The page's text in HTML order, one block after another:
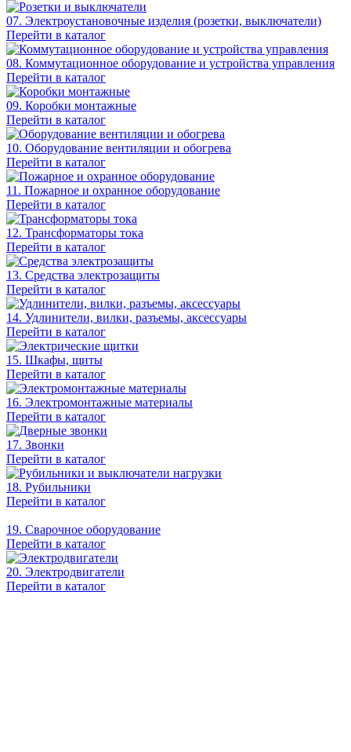
07. Электроустановочные изделия (розетки, выключатели)
Перейти в каталог
08. Коммутационное оборудование и устройства управления
Перейти в каталог
09. Коробки монтажные
Перейти в каталог
10. Оборудование вентиляции и обогрева
Перейти в каталог
11. Пожарное и охранное оборудование
Перейти в каталог
12. Трансформаторы тока
Перейти в каталог
13. Средства электрозащиты
Перейти в каталог
14. Удлинители, вилки, разъемы, аксессуары
Перейти в каталог
15. Шкафы, щиты
Перейти в каталог
16. Электромонтажные материалы
Перейти в каталог
17. Звонки
Перейти в каталог
18. Рубильники
Перейти в каталог
19. Сварочное оборудование
Перейти в каталог
20. Электродвигатели
Перейти в каталог